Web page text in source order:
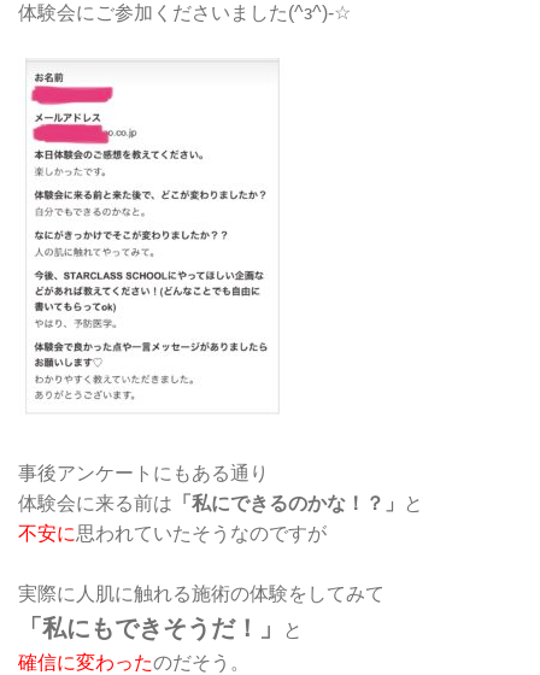
体験会にご参加くださいました(^з^)-☆
事後アンケートにもある通り
体験会に来る前は 「私にできるのかな！？」
と
不安に思われていたそうなのですが
実際に人肌に触れる施術の体験をしてみて
「私にもできそうだ！」
と
確信に変わったのだそう。